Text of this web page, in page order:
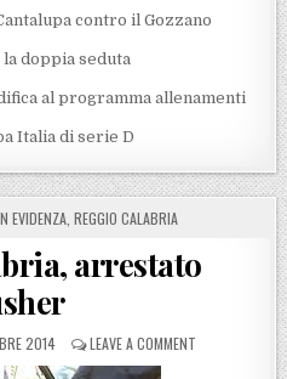
contro il Gozzano
doppia seduta
al programma allenamenti
Italia di serie D
EVIDENZA, REGGIO CALABRIA
arrestato
2014 LEAVE A COMMENTON REGGIO